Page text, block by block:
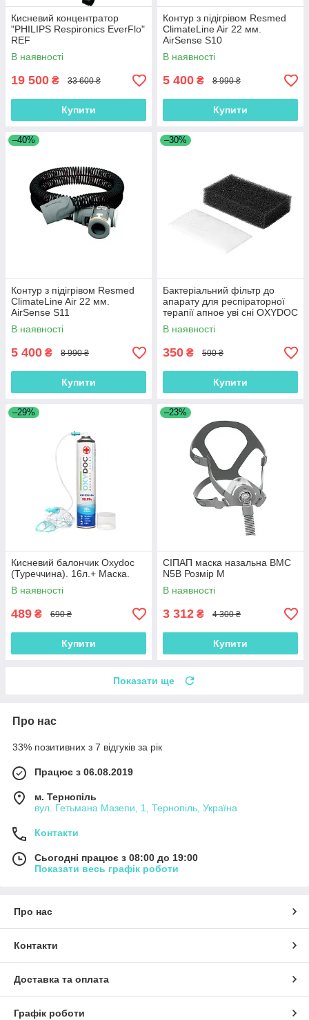
Кисневий концентратор
"PHILIPS Respironics EverFlo"
REF
В наявності
19 500 ₴ 33 600 ₴
Купити
Контур з підігрівом Resmed
ClimateLine Air 22 мм.
AirSense S10
В наявності
5 400 ₴ 8 990 ₴
Купити
–40%
Контур з підігрівом Resmed
ClimateLine Air 22 мм.
AirSense S11
В наявності
5 400 ₴ 8 990 ₴
Купити
–30%
Бактеріальний фільтр до
апарату для респіраторної
терапії апное уві сні OXYDOC
(4 шт в наборі)
В наявності
350 ₴ 500 ₴
Купити
–29%
Кисневий балончик Oxydoc
(Туреччина). 16л.+ Маска.
В наявності
489 ₴ 690 ₴
Купити
–23%
СІПАП маска назальна BMC
N5B Розмір M
В наявності
3 312 ₴ 4 300 ₴
Купити
Показати ще
Про нас
33% позитивних з 7 відгуків за рік
Працює з 06.08.2019
м. Тернопіль
вул. Гетьмана Мазепи, 1, Тернопіль, Україна
Контакти
Сьогодні працює з 08:00 до 19:00
Показати весь графік роботи
Про нас
Контакти
Доставка та оплата
Графік роботи